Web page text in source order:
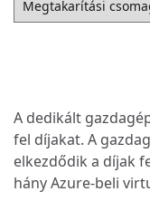
A dedikált
fel díjakat. A
elkezdődik a díjak
hány Azure-beli